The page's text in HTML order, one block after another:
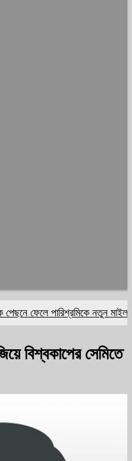
ফেলে পারিশ্রমিকে নতুন মাইলফলক
বিশ্বকাপের সেমিতে